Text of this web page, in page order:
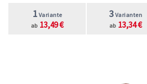
1 Variante
ab 13,49 €
3 Varianten
ab 13,34 €